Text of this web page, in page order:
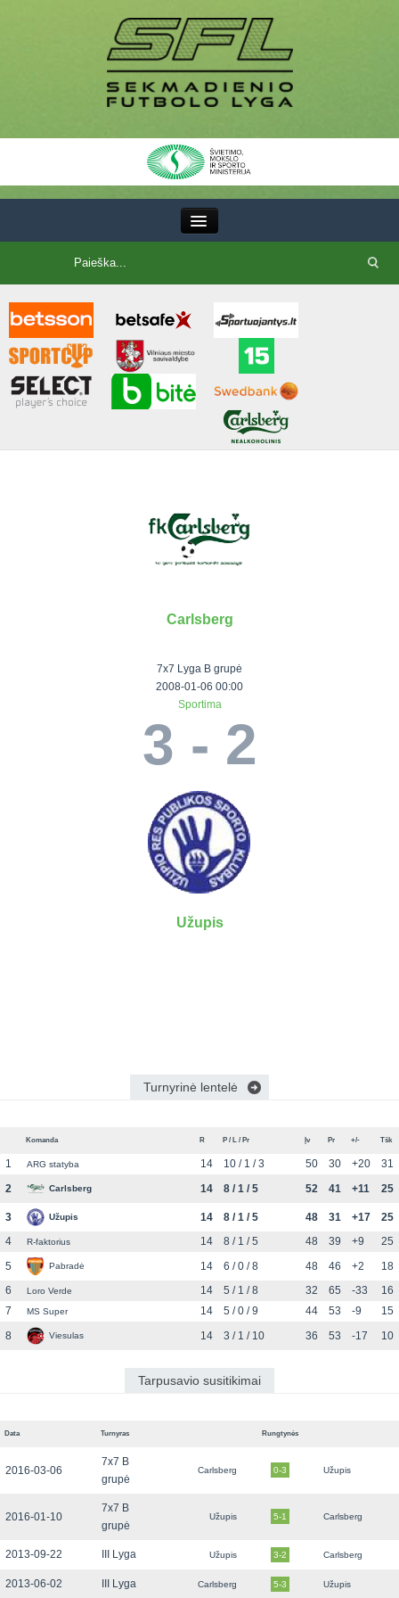
SFL taurė
7x7 CUP
VRFS Futsal
Moterų lyga
Senjorų ir
futbolas
Senjorai 35+
Senjorai 45+
Futsal 45+
Select II
VRFS Futsal
Cup
Aukštaitijos
senjorų
Carlsberg
7x7 Lyga B grupė
2008-01-06 00:00
Sportima
3 - 2
Užupis
Turnyrinė lentelė
Komanda R P / L / Pr Įv Pr +/- Tšk
1 ARG statyba 14 10 / 1 / 3 50 30 +20
31
2
Carlsberg 14 8 / 1 / 5 52 41 +11 25
3 Užupis 14 8 / 1 / 5 48 31 +17
25
4
R-faktorius 14 8 / 1 / 5 48 39 +9
25
5
Pabradė 14 6 / 0 / 8 48 46 +2
18
6
Loro Verde 14 5 / 1 / 8 32 65 -33
16
7
MS Super 14 5 / 0 / 9 44 53 -9
15
8
Viesulas 14 3 / 1 / 10 36 53 -17 10
Tarpusavio susitikimai
Data Turnyras Rungtynės
2016-03-06
7x7 B
grupė
Carlsberg 0-3 Užupis
2016-01-10
7x7 B
grupė
Užupis 5-1 Carlsberg
2013-09-22 III Lyga Užupis 3-2 Carlsberg
2013-06-02 III Lyga Carlsberg 5-3 Užupis